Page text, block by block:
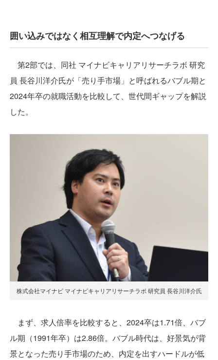
囲い込みではなく相互理解で内定へつなげる
第2部では、同社 マイナビキャリアリサーチラボ 研究
員 長谷川洋介氏が「売り手市場」と呼ばれるバブル期と
2024年卒の就職活動を比較して、世代間ギャップを解説
した。
株式会社マイナビ マイナビキャリアリサーチラボ 研究員 長谷川洋介氏
まず、求人倍率を比較すると、2024卒は1.71倍、バブ
ル期（1991年卒）は2.86倍。バブル時代は、好景気が背
景となった売り手市場のため、内定を出すハードルが低